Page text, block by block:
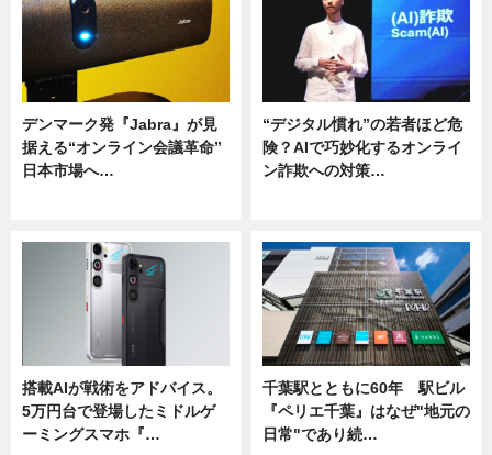
デンマーク発『Jabra』が見
据える“オンライン会議革命”
日本市場へ…
“デジタル慣れ”の若者ほど危
険？AIで巧妙化するオンライ
ン詐欺への対策…
搭載AIが戦術をアドバイス。
5万円台で登場したミドルゲ
ーミングスマホ『…
千葉駅とともに60年 駅ビル
『ペリエ千葉』はなぜ"地元の
日常"であり続…